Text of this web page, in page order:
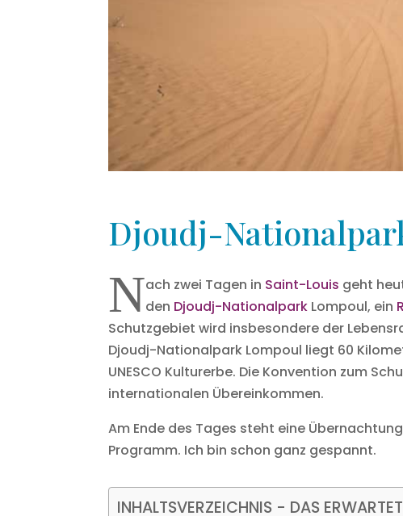
Djoudj-
Nach zwei Tagen in Saint-Louis geht
den Djoudj-Nationalpark Lompoul, ein
Schutzgebiet wird insbesondere der
Djoudj-Nationalpark Lompoul liegt 60
UNESCO Kulturerbe. Die Konvention zum
internationalen Übereinkommen.
Am Ende des Tages steht eine
Programm. Ich bin schon ganz gespannt.
INHALTSVERZEICHNIS - DAS